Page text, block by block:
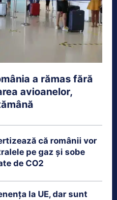
a rămas fără
avioanelor,
că românii vor
pe gaz și sobe
de CO2
la UE, dar sunt